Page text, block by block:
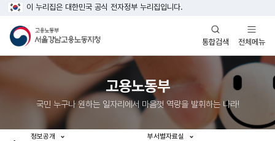
이 누리집은 대한민국 공식 전자정부 누리집입니다.
통합검색
열기
전체메뉴
열기
고용노동부
국민 누구나 원하는 일자리에서 마음껏 역량을 발휘하는 나라!
정보공개 부서별자료실